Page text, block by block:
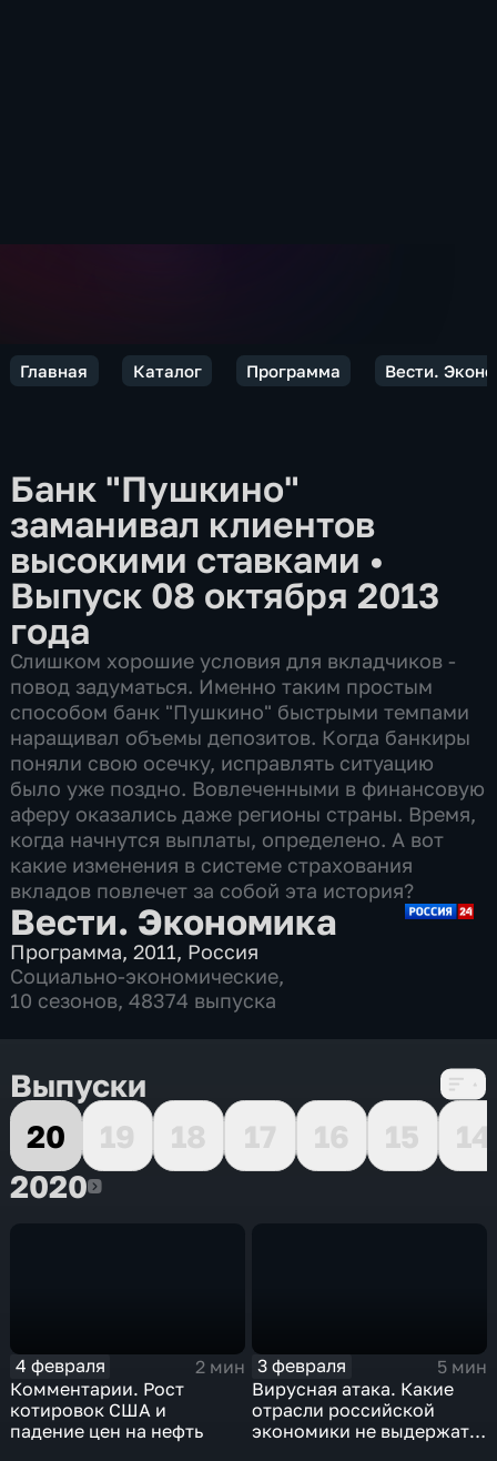
Главная Каталог Программа Вести.
Банк "Пушкино"
заманивал клиентов
высокими ставками •
Выпуск 08 октября 2013
года
Слишком хорошие условия для вкладчиков -
повод задуматься. Именно таким простым
способом банк "Пушкино" быстрыми темпами
наращивал объемы депозитов. Когда банкиры
поняли свою осечку, исправлять ситуацию
было уже поздно. Вовлеченными в финансовую
аферу оказались даже регионы страны. Время,
когда начнутся выплаты, определено. А вот
какие изменения в системе страхования
вкладов повлечет за собой эта история?
Вести. Экономика
Программа,2011, Россия
Социально-экономические,
10 сезонов, 48374 выпуска
Выпуски
20
19 18 17 16 15
14
20202020
4 февраля
2 мин
Комментарии. Рост
котировок США и
падение цен на нефть
3 февраля
5 мин
Вирусная атака. Какие
отрасли российской
экономики не выдержат